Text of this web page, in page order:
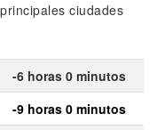
ciudades
-6 horas 0 minutos
-9 horas 0 minutos